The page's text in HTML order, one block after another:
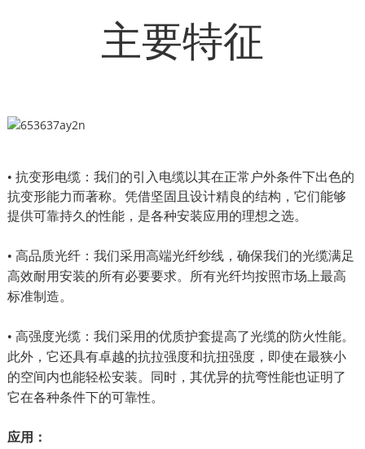
主要特征
• 抗变形电缆：我们的引入电缆以其在正常户外条件下出色的
抗变形能力而著称。凭借坚固且设计精良的结构，它们能够
提供可靠持久的性能，是各种安装应用的理想之选。
• 高品质光纤：我们采用高端光纤纱线，确保我们的光缆满足
高效耐用安装的所有必要要求。所有光纤均按照市场上最高
标准制造。
• 高强度光缆：我们采用的优质护套提高了光缆的防火性能。
此外，它还具有卓越的抗拉强度和抗扭强度，即使在最狭小
的空间内也能轻松安装。同时，其优异的抗弯性能也证明了
它在各种条件下的可靠性。
应用：